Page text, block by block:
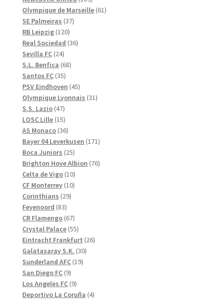
produkter
Olympique de Marseille 6161
SE Palmeiras 3737
RB Leipzig 120120
produkter
Real Sociedad 3636
Sevilla FC 2424
produkter
S.L. Benfica 6868
Santos FC 3535
produkter
PSV Eindhoven 4545
produkter
Olympique Lyonnais 3131
S.S. Lazio 4747
produkter
LOSC Lille 1515
produkter
AS Monaco 3636
produkter
Bayer 04 Leverkusen 171171
Boca Juniors 2525
produkter
Brighton Hove Albion 7676
Celta de Vigo 1010
produkter
CF Monterrey 1010
Corinthians 2929
Feyenoord 8383
produkter
CR Flamengo 6767
produkter
Crystal Palace 5555
produkter
Eintracht Frankfurt 2626
Galatasaray S.K. 3030
Sunderland AFC 1919
San Diego FC 99
produkter
Los Angeles FC 99
produkter
Deportivo La Coruña 44